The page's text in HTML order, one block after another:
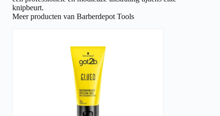
knipbeurt.
Meer producten van Barberdepot Tools